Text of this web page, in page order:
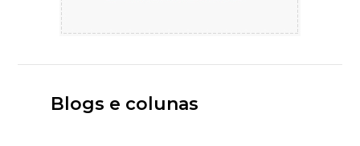
Blogs e colunas